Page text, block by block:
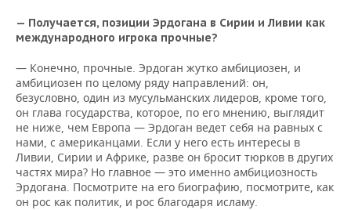
— Получается, позиции Эрдогана в Сирии и Ливии как
международного игрока прочные?
— Конечно, прочные. Эрдоган жутко амбициозен, и
амбициозен по целому ряду направлений: он,
безусловно, один из мусульманских лидеров, кроме того,
он глава государства, которое, по его мнению, выглядит
не ниже, чем Европа — Эрдоган ведет себя на равных с
нами, с американцами. Если у него есть интересы в
Ливии, Сирии и Африке, разве он бросит тюрков в других
частях мира? Но главное — это именно амбициозность
Эрдогана. Посмотрите на его биографию, посмотрите, как
он рос как политик, и рос благодаря исламу.